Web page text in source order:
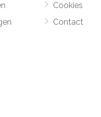
Cookies
Contact